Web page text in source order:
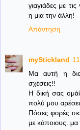
γιαγιάδες με
η μια την άλλη!
Απάντηση
myStickland
Μα αυτή η
σχέσεις!!
Η δική σας
πολύ μου
Πόσες φορές
με